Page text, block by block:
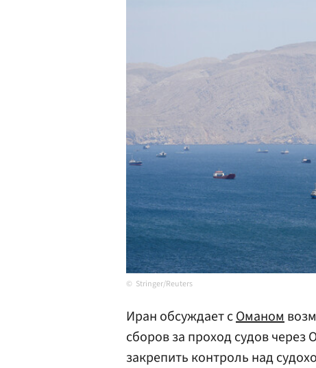
Stringer/Reuters
Иран обсуждает сОманом
сборов за проход судов
закрепить контроль над